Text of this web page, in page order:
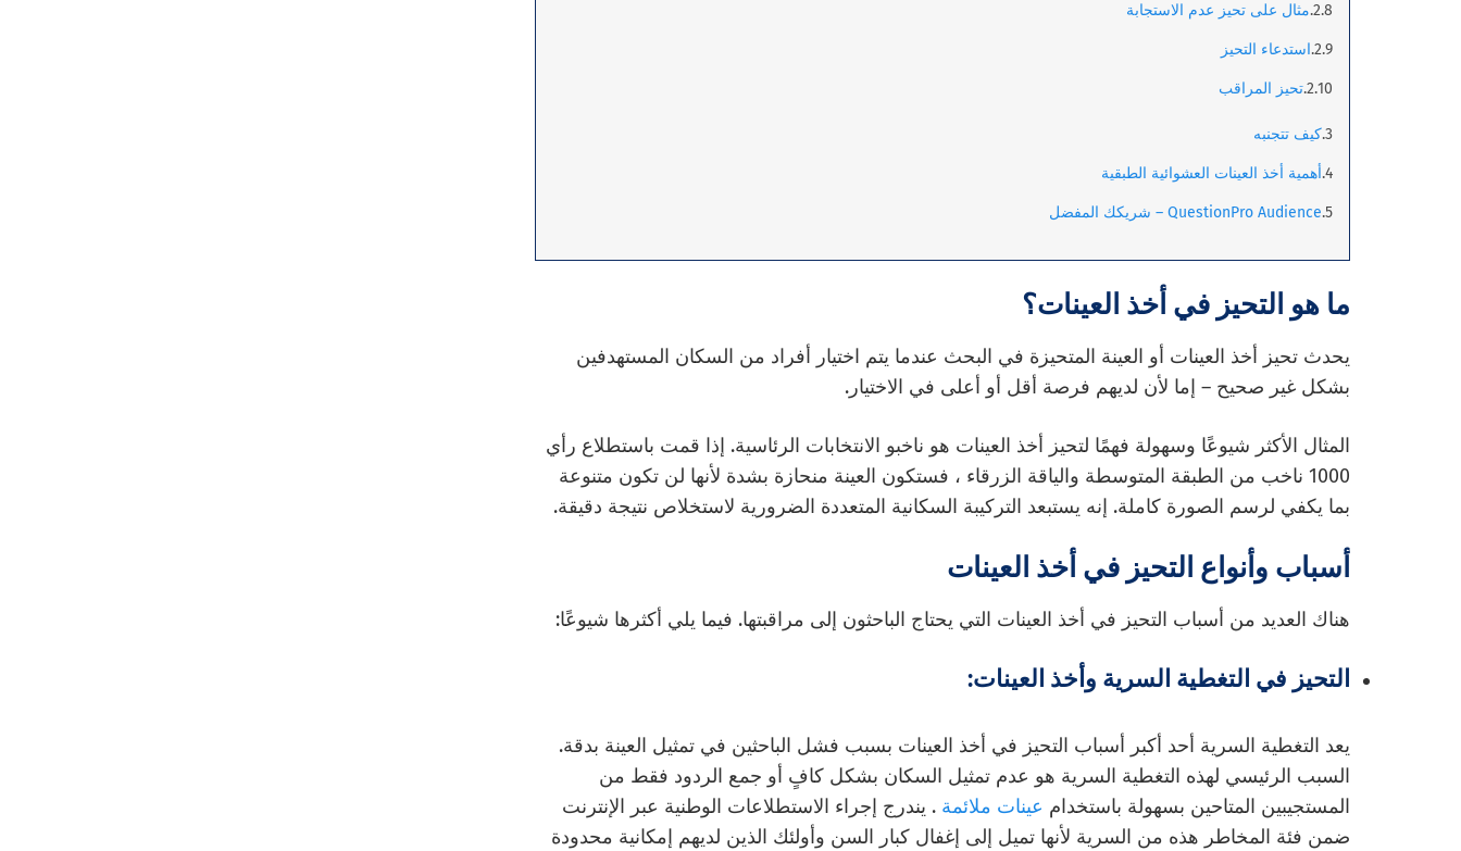
مثال على تحيز عدم الاستجابة
استدعاء التحيز
تحيز المراقب
كيف تتجنبه
أهمية أخذ العينات العشوائية الطبقية
QuestionPro Audience – شريكك المفضل
ما هو التحيز في أخذ العينات؟
يحدث تحيز أخذ العينات أو العينة المتحيزة في البحث عندما يتم اختيار أفراد من السكان المستهدفين
بشكل غير صحيح – إما لأن لديهم فرصة أقل أو أعلى في الاختيار.
المثال الأكثر شيوعًا وسهولة فهمًا لتحيز أخذ العينات هو ناخبو الانتخابات الرئاسية. إذا قمت باستطلاع رأي
1000 ناخب من الطبقة المتوسطة والياقة الزرقاء ، فستكون العينة منحازة بشدة لأنها لن تكون متنوعة
بما يكفي لرسم الصورة كاملة. إنه يستبعد التركيبة السكانية المتعددة الضرورية لاستخلاص نتيجة دقيقة.
أسباب وأنواع التحيز في أخذ العينات
هناك العديد من أسباب التحيز في أخذ العينات التي يحتاج الباحثون إلى مراقبتها. فيما يلي أكثرها شيوعًا:
التحيز في التغطية السرية وأخذ العينات:
يعد التغطية السرية أحد أكبر أسباب التحيز في أخذ العينات بسبب فشل الباحثين في تمثيل العينة بدقة.
السبب الرئيسي لهذه التغطية السرية هو عدم تمثيل السكان بشكل كافٍ أو جمع الردود فقط من
المستجيبين المتاحين بسهولة باستخدام عينات ملائمة . يندرج إجراء الاستطلاعات الوطنية عبر الإنترنت
ضمن فئة المخاطر هذه من السرية لأنها تميل إلى إغفال كبار السن وأولئك الذين لديهم إمكانية محدودة